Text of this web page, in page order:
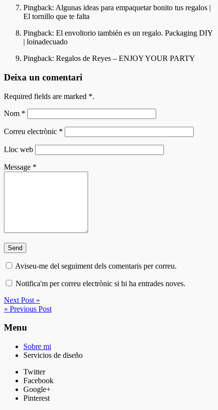
Pingback: Algunas ideas para empaquetar bonito tus regalos |
El tornillo que te falta
Pingback: El envoltorio también es un regalo. Packaging DIY
| loinadecuado
Pingback: Regalos de Reyes – ENJOY YOUR PARTY
Deixa un comentari
Required fields are marked *.
Nom *
Correu electrònic *
Lloc web
Message *
Aviseu-me del seguiment dels comentaris per correu.
Notifica'm per correu electrònic si hi ha entrades noves.
Next Post »
« Previous Post
Menu
Sobre mi
Servicios de diseño
Twitter
Facebook
Google+
Pinterest